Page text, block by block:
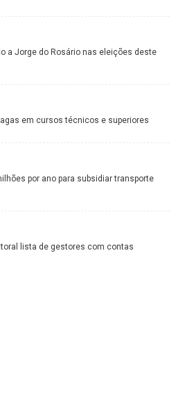
a Jorge do Rosário nas eleições deste
em cursos técnicos e superiores
por ano para subsidiar transporte
lista de gestores com contas